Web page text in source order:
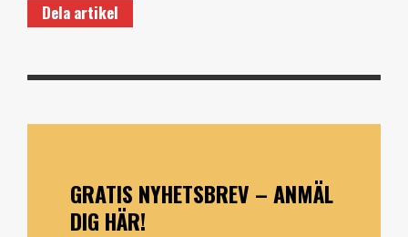
Dela artikel
GRATIS NYHETSBREV – ANMÄL
DIG HÄR!